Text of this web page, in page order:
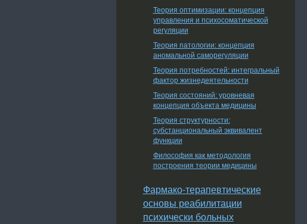
Теория оптимизации: концепция
управления и психосоматической
регуляции
Теория патологии: концепция
аномальной саморегуляции
Теория потребностей: интегральный
фактор жизнедеятельности
Теория состояний: уровневая
концепция объекта медицины
Теория структурности:
субстанциональный эквивалент
функции
Философия как методология
построения теории медицины
Фармако-терапевтические
основы реабилитации
психически больных